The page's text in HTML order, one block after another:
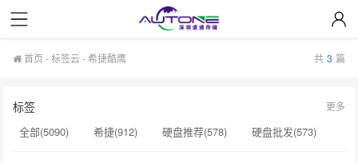
首页 -标签云- 希捷酷鹰 共 3 篇
标签
全部(5090) 希捷(912) 硬盘推荐(578)
硬盘批发(573)
更多